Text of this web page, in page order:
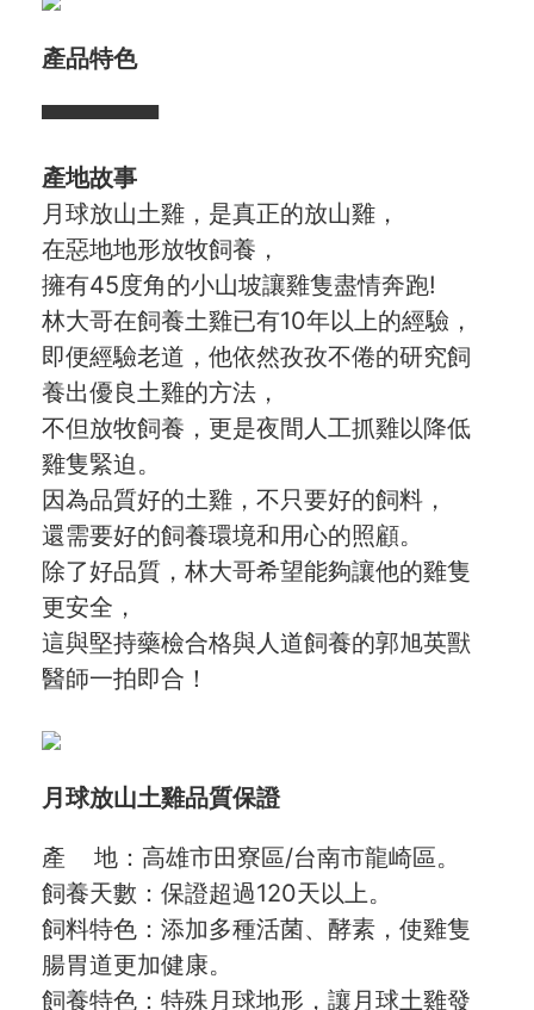
隱私保護
資訊安全
服務條款
產品特色
▀▀▀▀▀▀▀
產地故事
月球放山土雞，是真正的放山雞，
在惡地地形放牧飼養，
擁有45度角的小山坡讓雞隻盡情奔跑!
林大哥在飼養土雞已有10年以上的經驗，
即便經驗老道，他依然孜孜不倦的研究飼
養出優良土雞的方法，
不但放牧飼養，更是夜間人工抓雞以降低
雞隻緊迫。
因為品質好的土雞，不只要好的飼料，
還需要好的飼養環境和用心的照顧。
除了好品質，林大哥希望能夠讓他的雞隻
更安全，
這與堅持藥檢合格與人道飼養的郭旭英獸
醫師一拍即合！
月球放山土雞品質保證
產 地：高雄市田寮區/台南市龍崎區。
飼養天數：保證超過120天以上。
飼料特色：添加多種活菌、酵素，使雞隻
腸胃道更加健康。
飼養特色：特殊月球地形，讓月球土雞發